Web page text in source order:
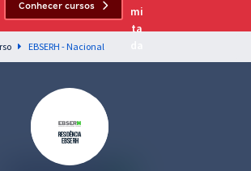
e intensiva para as principais
do Brasil
Conhecer cursos
EBSERH - Nacional